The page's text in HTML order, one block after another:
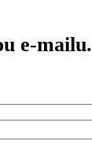
e-mailu.